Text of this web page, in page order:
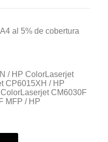
al 5% de cobertura
/ HP ColorLaserjet
CP6015XH / HP
CM6030F
MFP / HP